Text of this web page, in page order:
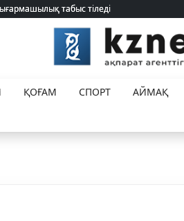
табыс тіледі
табыс тіледі
ҚОҒАМ СПОРТ
АЙМАҚ